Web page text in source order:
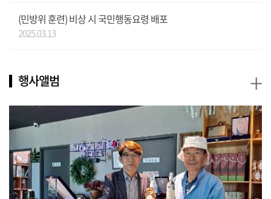
(민방위 훈련) 비상 시 국민행동요령 배포
2025.03.13
행사앨범 +